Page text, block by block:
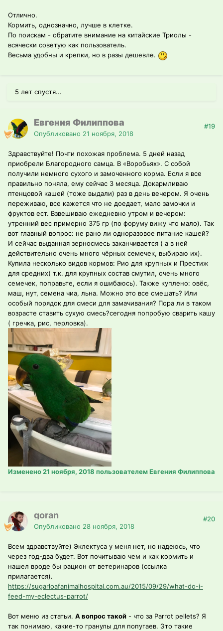
Отлично.
Кормить, однозначно, лучше в клетке.
По поискам - обратите внимание на китайские Триолы -
всячески советую как пользователь.
Весьма удобны и крепки, но в разы дешевле.
5 лет спустя...
Евгения Филиппова
Опубликовано 21 ноября, 2018
#19
Здравствуйте! Почти похожая проблема. 5 дней назад
приобрели Благородного самца. В «Воробьях». С собой
получили немного сухого и замоченного корма. Если я все
правильно поняла, ему сейчас 3 месяца. Докармливаю
птенцовой кашей (тоже выдали) раз в день вечером. Я очень
переживаю, все кажется что не доедает, мало замочки и
фруктов ест. Взвешиваю ежедневно утром и вечером:
утренний вес примерно 375 гр (по форуму вижу что мало). Так
вот главный вопрос: не рано ли одноразовое питание кашей?
И сейчас выданная зерносмесь заканчивается ( а в ней
действительно очень много чёрных семечек, выбираю их).
Купила несколько видов кормов: Рио для крупных и Престиж
для средних( т.к. для крупных состав смутил, очень много
семечек, поправьте, если я ошибаюсь). Также куплено: овёс,
маш, нут, семена чиа, льна. Можно это все смешать? Или
особый порядок для смеси для замачивания? Пора ли в таком
возрасте ставить сухую смесь?сегодня попробую сварить кашу
( гречка, рис, перловка).
Изменено21 ноября, 2018 пользователем Евгения Филиппова
goran
Опубликовано 28 ноября, 2018
#20
Всем здравствуйте) Эклектуса у меня нет, но надеюсь, что
через год-два будет. Вот почитываю чем и как кормить и
нашел вроде бы рацион от ветеринаров (ссылка
прилагается).
https://sugarloafanimalhospital.com.au/2015/09/29/what-do-i-
feed-my-eclectus-parrot/
Вот меню из статьи. А вопрос такой - что за Parrot pellets? Я
так понимаю, какие-то гранулы для попугаев. Это такие